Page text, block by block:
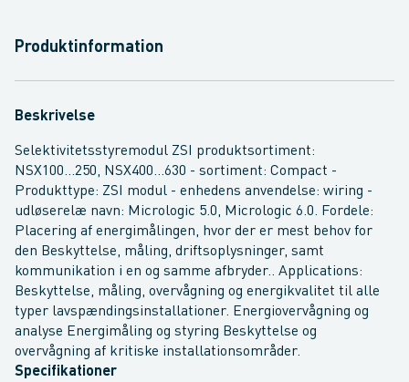
Produktinformation
Beskrivelse
Selektivitetsstyremodul ZSI produktsortiment:
NSX100...250, NSX400...630 - sortiment: Compact -
Produkttype: ZSI modul - enhedens anvendelse: wiring -
udløserelæ navn: Micrologic 5.0, Micrologic 6.0. Fordele:
Placering af energimålingen, hvor der er mest behov for
den Beskyttelse, måling, driftsoplysninger, samt
kommunikation i en og samme afbryder.. Applications:
Beskyttelse, måling, overvågning og energikvalitet til alle
typer lavspændingsinstallationer. Energiovervågning og
analyse Energimåling og styring Beskyttelse og
overvågning af kritiske installationsområder.
Specifikationer